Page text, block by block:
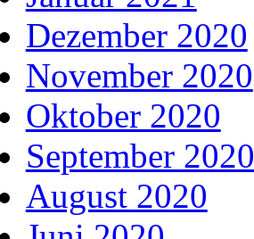
Dezember 2020
November 2020
Oktober 2020
September 2020
August 2020